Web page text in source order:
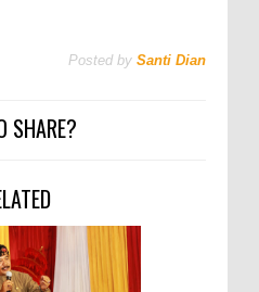
Posted by Santi Dian
SHARE?